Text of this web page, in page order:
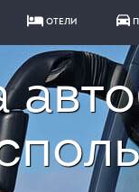
ОТЕЛИ